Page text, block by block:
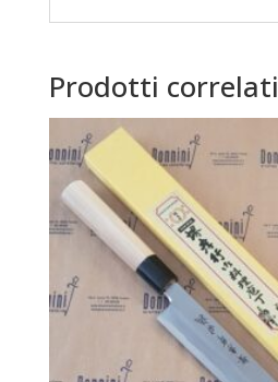
Prodotti correlati